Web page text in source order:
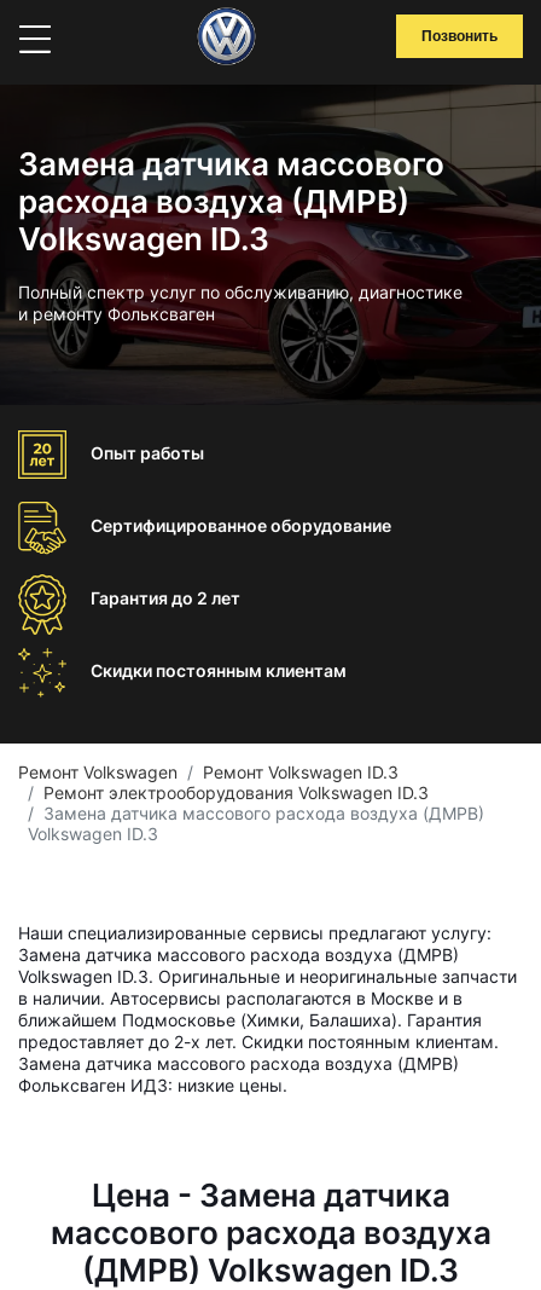
Позвонить
Замена датчика массового
расхода воздуха (ДМРВ)
Volkswagen ID.3
Полный спектр услуг по обслуживанию, диагностике
и ремонту Фольксваген
Опыт работы
Сертифицированноеоборудование
Гарантиядо 2 лет
Скидки постоянным клиентам
Ремонт Volkswagen
Ремонт Volkswagen ID.3
Ремонт электрооборудования Volkswagen ID.3
Замена датчика массового расхода воздуха (ДМРВ)
Volkswagen ID.3
Наши специализированные сервисы предлагают услугу:
Замена датчика массового расхода воздуха (ДМРВ)
Volkswagen ID.3. Оригинальные и неоригинальные запчасти
в наличии. Автосервисы располагаются в Москве и в
ближайшем Подмосковье (Химки, Балашиха). Гарантия
предоставляет до 2-х лет. Скидки постоянным клиентам.
Замена датчика массового расхода воздуха (ДМРВ)
Фольксваген ИД3: низкие цены.
Цена - Замена датчика
массового расхода воздуха
(ДМРВ) Volkswagen ID.3